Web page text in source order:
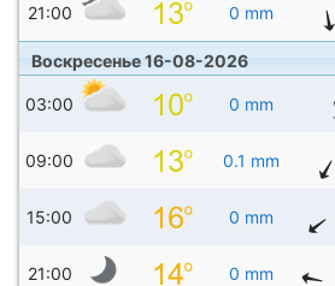
21:00 0 mm
Воскресенье 16-08-2026
03:00 0 mm
09:00 0.1 mm
15:00 0 mm
21:00 0 mm